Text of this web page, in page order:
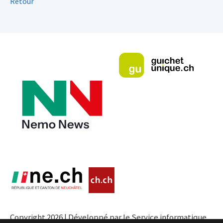
Copyright 2026 | Développé par le Service informatique